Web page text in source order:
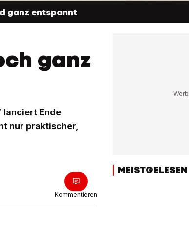
ganz entspannt
ganz
lanciert Ende
nur praktischer,
Kommentieren
MEISTGELESEN